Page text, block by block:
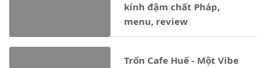
kính đậm chất Pháp,
menu, review
Trốn Cafe Huế - Một Vibe